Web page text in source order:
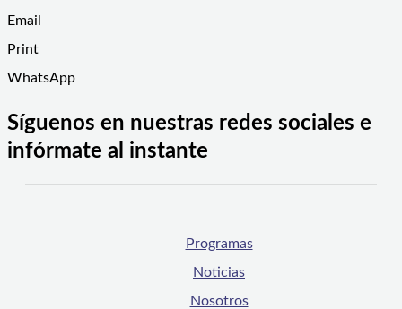
Email
Print
WhatsApp
Síguenos en nuestras redes sociales e
infórmate al instante
Programas
Noticias
Nosotros